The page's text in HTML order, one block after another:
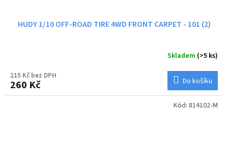
HUDY 1/10 OFF-ROAD TIRE 4WD FRONT CARPET - 101 (2)
Skladem (>5 ks)
215 Kč bez DPH
260 Kč Do košíku
Kód: 814102-M